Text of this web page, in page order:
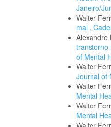
Janeiro/
Walter
mal ,
Alexandre
transtorno
of Mental
Walter
Journal of
Walter
Mental
Walter
Mental
Walter